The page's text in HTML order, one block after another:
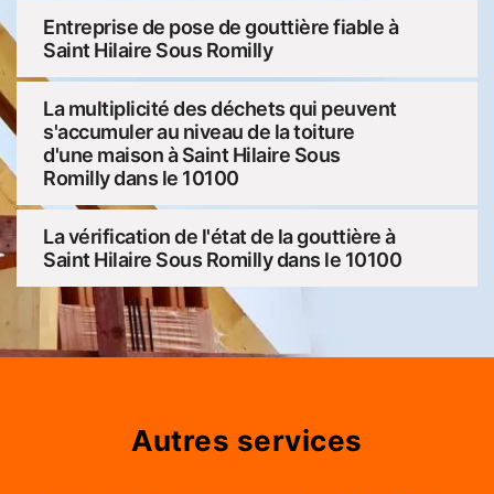
Entreprise de pose de gouttière fiable à
Saint Hilaire Sous Romilly
La multiplicité des déchets qui peuvent
s'accumuler au niveau de la toiture
d'une maison à Saint Hilaire Sous
Romilly dans le 10100
La vérification de l'état de la gouttière à
Saint Hilaire Sous Romilly dans le 10100
Autres services